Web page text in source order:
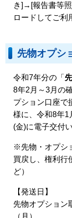
き]→[報告書等
ロードしてご利
先物オプシ
令和7年分の「
8年2月～3月の
プション口座で
様に、令和8年1
(金)に電子交付
※先物・オプシ
買戻し、権利行
ど）
【発送日】
先物オプション
（月）